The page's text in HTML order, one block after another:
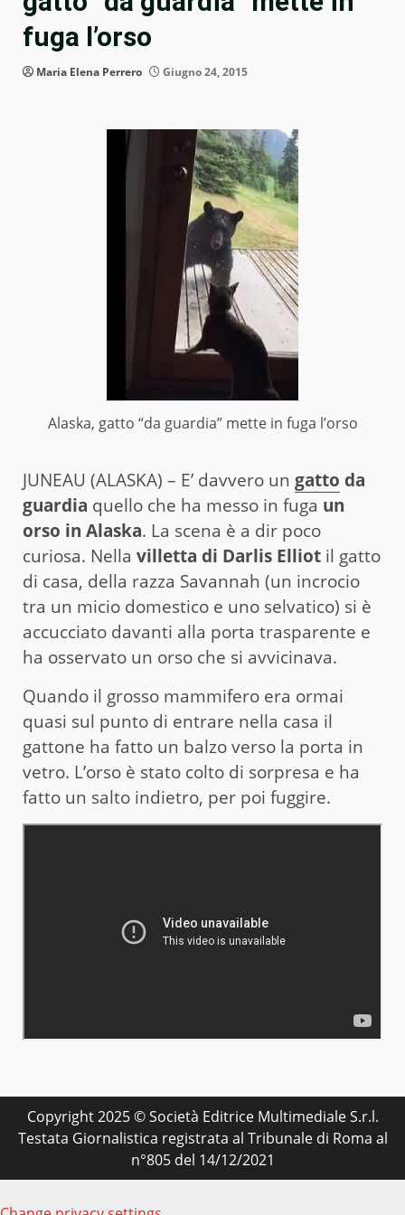
fuga l’orso
Maria Elena Perrero Giugno 24, 2015
Alaska, gatto “da guardia” mette in fuga l’orso
JUNEAU (ALASKA) – E’ davvero un gatto da
guardia quello che ha messo in fuga un
orso in Alaska. La scena è a dir poco
curiosa. Nella villetta di Darlis Elliot il gatto
di casa, della razza Savannah (un incrocio
tra un micio domestico e uno selvatico) si è
accucciato davanti alla porta trasparente e
ha osservato un orso che si avvicinava.
Quando il grosso mammifero era ormai
quasi sul punto di entrare nella casa il
gattone ha fatto un balzo verso la porta in
vetro. L’orso è stato colto di sorpresa e ha
fatto un salto indietro, per poi fuggire.
Copyright 2025 © Società Editrice Multimediale S.r.l.
Testata Giornalistica registrata al Tribunale di Roma al
n°805 del 14/12/2021